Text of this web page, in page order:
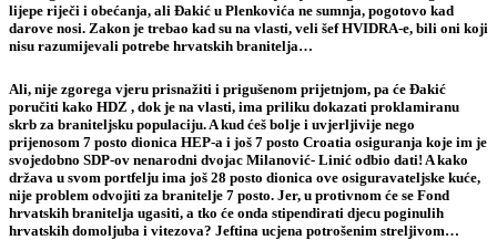
lijepe riječi i obećanja, ali Đakić u Plenkovića ne sumnja, pogotovo kad
darove nosi. Zakon je trebao kad su na vlasti, veli šef HVIDRA-e, bili oni koji
nisu razumijevali potrebe hrvatskih branitelja…
Ali, nije zgorega vjeru prisnažiti i prigušenom prijetnjom, pa će Đakić
poručiti kako HDZ , dok je na vlasti, ima priliku dokazati proklamiranu
skrb za braniteljsku populaciju. A kud ćeš bolje i uvjerljivije nego
prijenosom 7 posto dionica HEP-a i još 7 posto Croatia osiguranja koje im je
svojedobno SDP-ov nenarodni dvojac Milanović- Linić odbio dati! A kako
država u svom portfelju ima još 28 posto dionica ove osiguravateljske kuće,
nije problem odvojiti za branitelje 7 posto. Jer, u protivnom će se Fond
hrvatskih branitelja ugasiti, a tko će onda stipendirati djecu poginulih
hrvatskih domoljuba i vitezova? Jeftina ucjena potrošenim streljivom…